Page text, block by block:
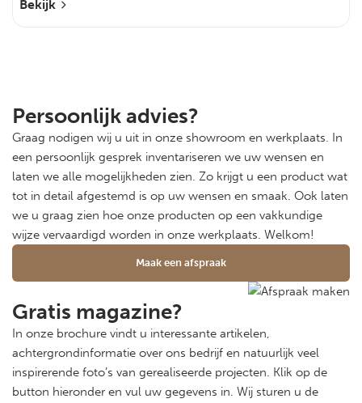
Bekijk
Persoonlijk advies?
Graag nodigen wij u uit in onze showroom en werkplaats. In
een persoonlijk gesprek inventariseren we uw wensen en
laten we alle mogelijkheden zien. Zo krijgt u een product wat
tot in detail afgestemd is op uw wensen en smaak. Ook laten
we u graag zien hoe onze producten op een vakkundige
wijze vervaardigd worden in onze werkplaats. Welkom!
Maak een afspraak
Gratis magazine?
In onze brochure vindt u interessante artikelen,
achtergrondinformatie over ons bedrijf en natuurlijk veel
inspirerende foto’s van gerealiseerde projecten. Klik op de
button hieronder en vul uw gegevens in. Wij sturen u de